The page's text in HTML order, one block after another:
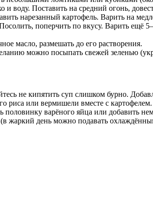
и воду. Поставить на средний огонь,
нарезанный картофель. Варить на
поперчить по вкусу. Варить ещё
масло, размешать до его растворения.
можно посыпать свежей зеленью
не кипятить суп слишком бурно.
риса или вермишели вместе с картофелем.
варёного яйца или добавить
жаркий день можно подавать